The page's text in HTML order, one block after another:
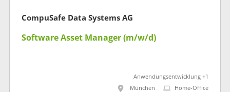
CompuSafe Data Systems AG
Software Asset Manager (m/w/d)
Anwendungsentwicklung +1
München
Home-Office